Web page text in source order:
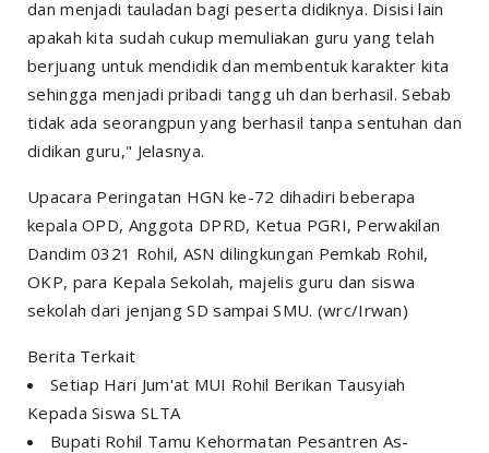
dan menjadi tauladan bagi peserta didiknya. Disisi lain
apakah kita sudah cukup memuliakan guru yang telah
berjuang untuk mendidik dan membentuk karakter kita
sehingga menjadi pribadi tangg uh dan berhasil. Sebab
tidak ada seorangpun yang berhasil tanpa sentuhan dan
didikan guru," Jelasnya.
Upacara Peringatan HGN ke-72 dihadiri beberapa
kepala OPD, Anggota DPRD, Ketua PGRI, Perwakilan
Dandim 0321 Rohil, ASN dilingkungan Pemkab Rohil,
OKP, para Kepala Sekolah, majelis guru dan siswa
sekolah dari jenjang SD sampai SMU. (wrc/Irwan)
Berita Terkait
Setiap Hari Jum'at MUI Rohil Berikan Tausyiah
Kepada Siswa SLTA
Bupati Rohil Tamu Kehormatan Pesantren As-